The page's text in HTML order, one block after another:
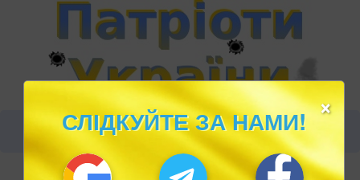
×
СЛІДКУЙТЕ ЗА НАМИ!